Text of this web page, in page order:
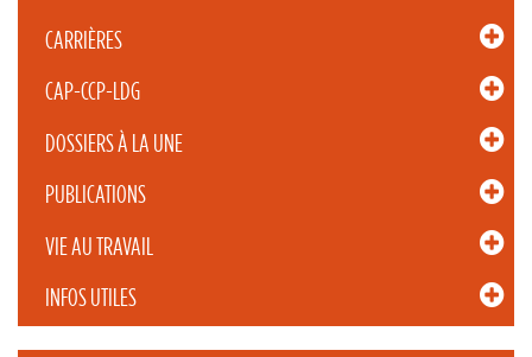
CARRIÈRES
CAP-CCP-LDG
DOSSIERS À LA UNE
PUBLICATIONS
VIE AU TRAVAIL
INFOS UTILES